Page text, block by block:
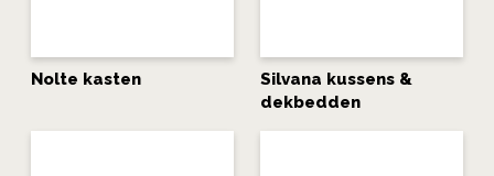
Nolte kasten
Silvana kussens &
dekbedden